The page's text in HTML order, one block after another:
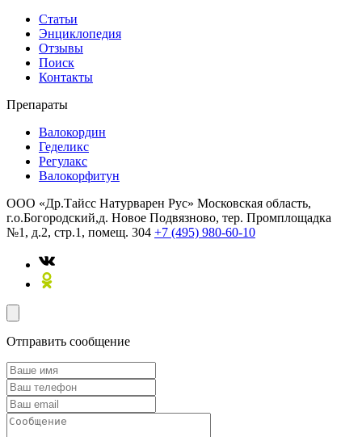
Статьи
Энциклопедия
Отзывы
Поиск
Контакты
Препараты
Валокордин
Геделикс
Регулакс
Валокорфитун
ООО «Др.Тайсс Натурварен Рус» Московская область,
г.о.Богородский,д. Новое Подвязново, тер. Промплощадка
№1, д.2, стр.1, помещ. 304 +7 (495) 980-60-10
Отправить сообщение